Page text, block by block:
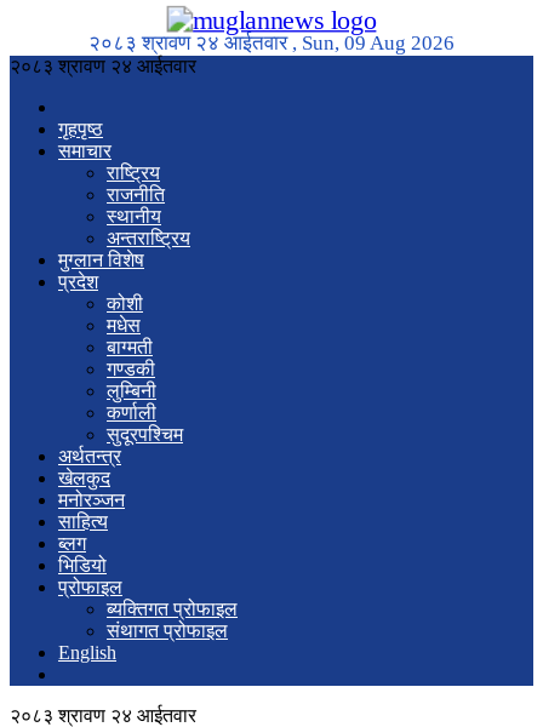
२०८३ श्रावण २४ आईतवार , Sun, 09 Aug 2026
२०८३ श्रावण २४ आईतवार
गृहपृष्ठ
समाचार
राष्ट्रिय
राजनीति
स्थानीय
अन्तराष्ट्रिय
मुग्लान विशेष
प्रदेश
कोशी
मधेस
बाग्मती
गण्डकी
लुम्बिनी
कर्णाली
सुदूरपश्चिम
अर्थतन्त्र
खेलकुद
मनोरञ्जन
साहित्य
ब्लग
भिडियो
प्रोफाइल
ब्यक्तिगत प्रोफाइल
संथागत प्रोफाइल
English
२०८३ श्रावण २४ आईतवार